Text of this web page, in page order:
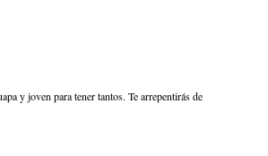
y joven para tener tantos. Te arrepentirás de